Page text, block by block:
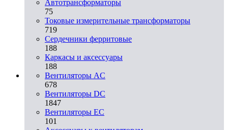
Автотрансформаторы
75
Токовые измерительные трансформаторы
719
Сердечники ферритовые
188
Каркасы и аксессуары
188
Вентиляторы AC
678
Вентиляторы DC
1847
Вентиляторы EC
101